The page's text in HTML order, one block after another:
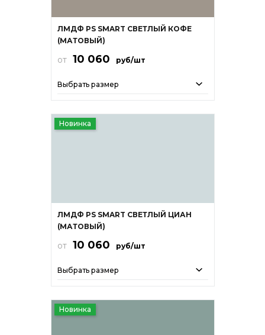
ЛМДФ PS SMART СВЕТЛЫЙ КОФЕ
(МАТОВЫЙ)
от 10 060 руб/шт
Выбрать размер
Новинка
ЛМДФ PS SMART СВЕТЛЫЙ ЦИАН
(МАТОВЫЙ)
от 10 060 руб/шт
Выбрать размер
Новинка